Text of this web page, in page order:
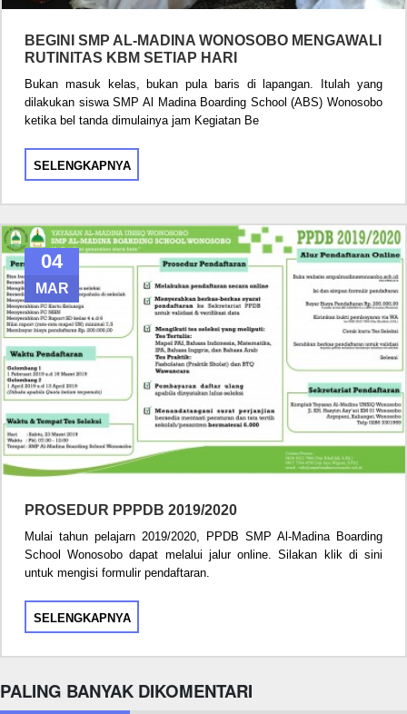
BEGINI SMP AL-MADINA WONOSOBO MENGAWALI
RUTINITAS KBM SETIAP HARI
Bukan masuk kelas, bukan pula baris di lapangan. Itulah yang
dilakukan siswa SMP Al Madina Boarding School (ABS) Wonosobo
ketika bel tanda dimulainya jam Kegiatan Be
SELENGKAPNYA
04
MAR
PROSEDUR PPPDB 2019/2020
Mulai tahun pelajarn 2019/2020, PPDB SMP Al-Madina Boarding
School Wonosobo dapat melalui jalur online. Silakan klik di sini
untuk mengisi formulir pendaftaran.
SELENGKAPNYA
PALING BANYAK DIKOMENTARI